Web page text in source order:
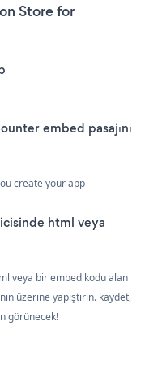
Store for
embed pasajını
create your app
html veya
veya bir embed kodu alan
üzerine yapıştırın. kaydet,
görünecek!